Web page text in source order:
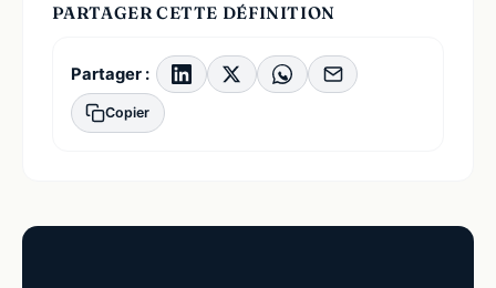
PARTAGER CETTE DÉFINITION
Partager :
Copier